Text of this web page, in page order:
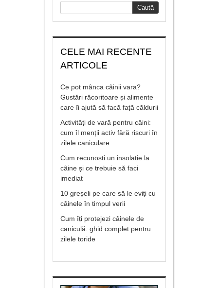
CELE MAI RECENTE
ARTICOLE
Ce pot mânca câinii vara?
Gustări răcoritoare și alimente
care îi ajută să facă față căldurii
Activități de vară pentru câini:
cum îl menții activ fără riscuri în
zilele caniculare
Cum recunoști un insolație la
câine și ce trebuie să faci
imediat
10 greșeli pe care să le eviți cu
câinele în timpul verii
Cum îți protejezi câinele de
caniculă: ghid complet pentru
zilele toride